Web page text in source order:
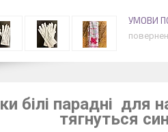
білі парадні для
тягнуться